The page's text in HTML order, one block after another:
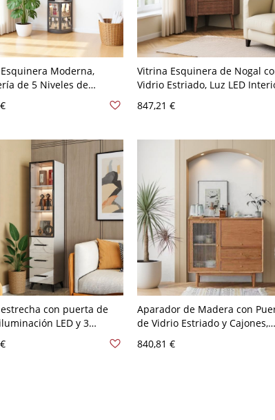
Moderna,
de 5 Niveles de
con Almacenamiento de
Vidrio para Sala/Bar
Vitrina Esquinera de Nogal
Vidrio Estriado, Luz LED
847,21 €
con puerta de
LED y 3
alto para sala de estar
Aparador de Madera con
de Vidrio Estriado y Cajones,
Compacto para Sala de Estar
840,81 €